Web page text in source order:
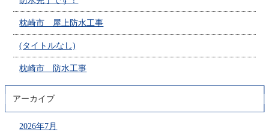
枕崎市 屋上防水工事
(タイトルなし)
枕崎市 防水工事
アーカイブ
2026年7月